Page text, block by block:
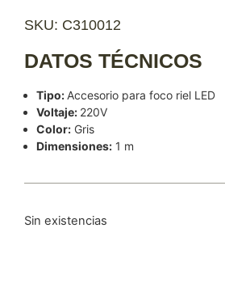
SKU: C310012
DATOS TÉCNICOS
Tipo: Accesorio para foco riel LED
Voltaje: 220V
Color: Gris
Dimensiones: 1 m
Sin existencias